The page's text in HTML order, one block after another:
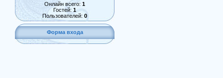
Онлайн всего: 1
Гостей: 1
Пользователей: 0
Форма входа